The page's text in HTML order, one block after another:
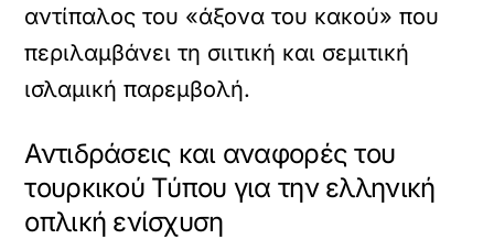
αντίπαλος του «άξονα του κακού» που
περιλαμβάνει τη σιιτική και σεμιτική
ισλαμική παρεμβολή.
Αντιδράσεις και αναφορές του
τουρκικού Τύπου για την ελληνική
οπλική ενίσχυση